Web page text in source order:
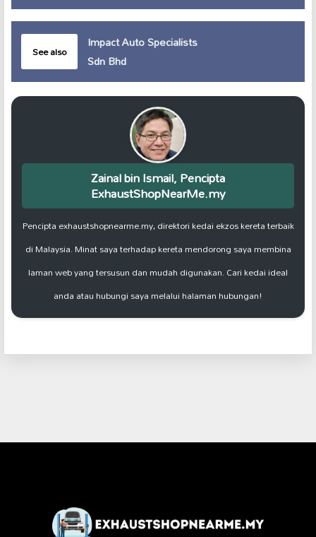
See also
Impact Auto Specialists
Sdn Bhd
Zainal bin Ismail, Pencipta
ExhaustShopNearMe.my
Pencipta exhaustshopnearme.my, direktori kedai ekzos kereta terbaik
di Malaysia. Minat saya terhadap kereta mendorong saya membina
laman web yang tersusun dan mudah digunakan. Cari kedai ideal
anda atau hubungi saya melalui halaman hubungan!